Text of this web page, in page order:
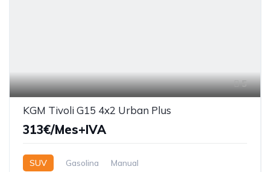
5
KGM Tivoli G15 4x2 Urban Plus
313€/Mes+IVA
SUV Gasolina Manual